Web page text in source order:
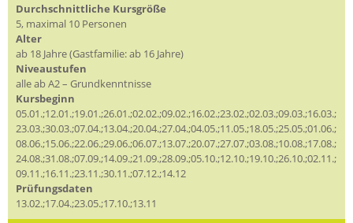
Durchschnittliche Kursgröße
5, maximal 10 Personen
Alter
ab 18 Jahre (Gastfamilie: ab 16 Jahre)
Niveaustufen
alle ab A2 – Grundkenntnisse
Kursbeginn
05.01.;12.01.;19.01.;26.01.;02.02.;09.02.;16.02.;23.02.;02.03.;09.03.;16.03.;
23.03.;30.03.;07.04.;13.04.;20.04.;27.04.;04.05.;11.05.;18.05.;25.05.;01.06.;
08.06.;15.06.;22.06.;29.06.;06.07.;13.07.;20.07.;27.07.;03.08.;10.08.;17.08.;
24.08.;31.08.;07.09.;14.09.;21.09.;28.09.;05.10.;12.10.;19.10.;26.10.;02.11.;
09.11.;16.11.;23.11.;30.11.;07.12.;14.12
Prüfungsdaten
13.02.;17.04.;23.05.;17.10.;13.11